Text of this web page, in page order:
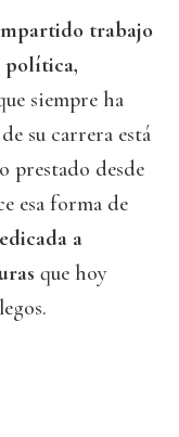
trabajo
política,
siempre ha
su carrera está
prestado desde
esa forma de
a
que hoy